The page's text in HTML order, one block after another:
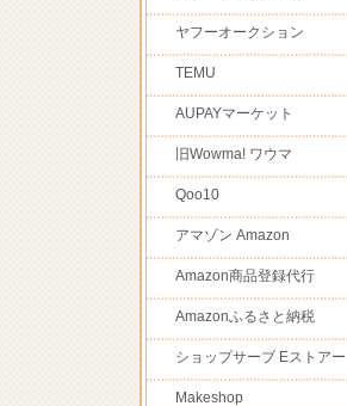
ヤフーオークション
TEMU
AUPAYマーケット
旧Wowma! ワウマ
Qoo10
アマゾン Amazon
Amazon商品登録代行
Amazonふるさと納税
ショップサーブ Eストアー
Makeshop